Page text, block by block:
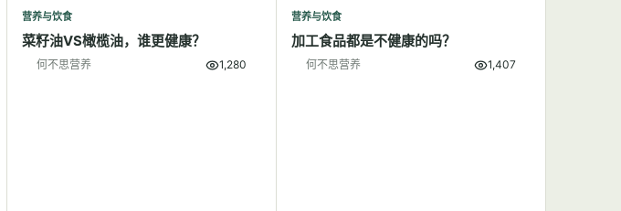
营养与饮食
菜籽油VS橄榄油，谁更健康？
何不思营养 1,280
营养与饮食
加工食品都是不健康的吗？
何不思营养 1,407